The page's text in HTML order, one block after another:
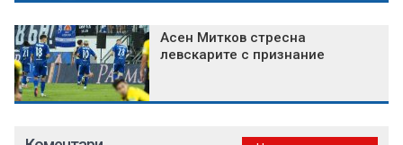
Асен Митков стресна
левскарите с признание